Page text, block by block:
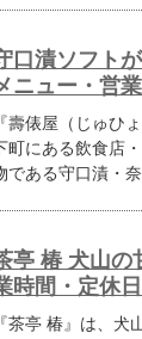
口漬ソフト
ニュー・営
『壽俵屋（じゅひ
町にある飲食店
である守口漬・
亭 椿 犬山の
時間・定休日
『茶亭 椿』は、犬